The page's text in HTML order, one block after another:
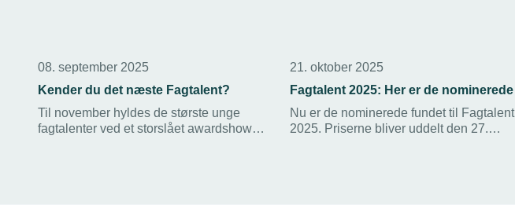
08. september 2025
Kender du det næste Fagtalent?
Til november hyldes de største unge
fagtalenter ved et storslået awardshow,
21. oktober 2025
Fagtalent 2025: Her er de nominerede
Nu er de nominerede fundet til Fagtalent
2025. Priserne bliver uddelt den 27.